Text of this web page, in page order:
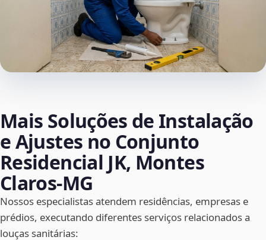
Mais Soluções de Instalação
e Ajustes no Conjunto
Residencial JK, Montes
Claros‑MG
Nossos especialistas atendem residências, empresas e
prédios, executando diferentes serviços relacionados a
louças sanitárias: